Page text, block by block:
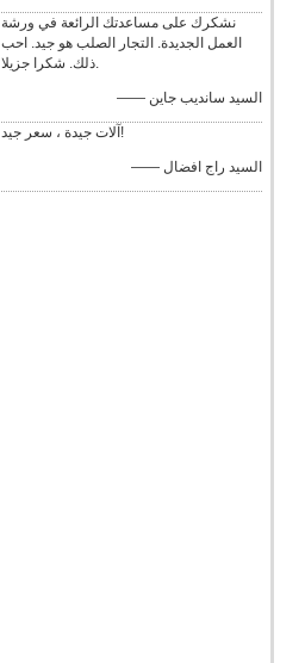
نشكرك على مساعدتك الرائعة في ورشة
العمل الجديدة. التجار الصلب هو جيد. احب
ذلك. شكرا جزيلا.
—— السيد سانديب جاين
آلات جيدة ، سعر جيد!
—— السيد راج افضال